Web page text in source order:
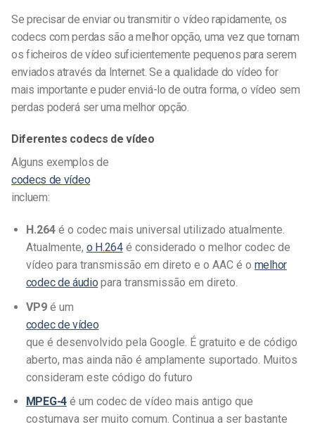
Se precisar de enviar ou transmitir o vídeo rapidamente, os
codecs com perdas são a melhor opção, uma vez que tornam
os ficheiros de vídeo suficientemente pequenos para serem
enviados através da Internet. Se a qualidade do vídeo for
mais importante e puder enviá-lo de outra forma, o vídeo sem
perdas poderá ser uma melhor opção.
Diferentes codecs de vídeo
Alguns exemplos de
codecs de vídeo
incluem:
H.264é o codec mais universal utilizado atualmente.
Atualmente, o H.264é considerado o melhor codec de
vídeo para transmissão em direto e o AAC é o melhor
codec de áudio para transmissão em direto.
VP9é um
codec de vídeo
que é desenvolvido pela Google. É gratuito e de código
aberto, mas ainda não é amplamente suportado. Muitos
consideram este código do futuro
MPEG-4é um codec de vídeo mais antigo que
costumava ser muito comum. Continua a ser bastante